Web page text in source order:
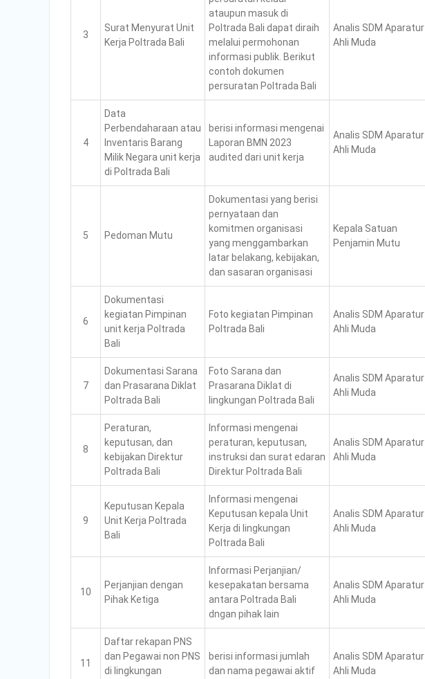
3
Surat Menyurat Unit
Kerja Poltrada Bali
ataupun masuk di
Poltrada Bali dapat diraih
melalui permohonan
informasi publik. Berikut
contoh dokumen
persuratan Poltrada Bali
Analis SDM Aparatur
Ahli Muda
4
Data
Perbendaharaan atau
Inventaris Barang
Milik Negara unit kerja
di Poltrada Bali
berisi informasi mengenai
Laporan BMN 2023
audited dari unit kerja
Analis SDM Aparatur
Ahli Muda
5 Pedoman Mutu
Dokumentasi yang berisi
pernyataan dan
komitmen organisasi
yang menggambarkan
latar belakang, kebijakan,
dan sasaran organisasi
Kepala Satuan
Penjamin Mutu
6
Dokumentasi
kegiatan Pimpinan
unit kerja Poltrada
Bali
Foto kegiatan Pimpinan
Poltrada Bali
Analis SDM Aparatur
Ahli Muda
7
Dokumentasi Sarana
dan Prasarana Diklat
Poltrada Bali
Foto Sarana dan
Prasarana Diklat di
lingkungan Poltrada Bali
Analis SDM Aparatur
Ahli Muda
8
Peraturan,
keputusan, dan
kebijakan Direktur
Poltrada Bali
Informasi mengenai
peraturan, keputusan,
instruksi dan surat edaran
Direktur Poltrada Bali
Analis SDM Aparatur
Ahli Muda
9
Keputusan Kepala
Unit Kerja Poltrada
Bali
Informasi mengenai
Keputusan kepala Unit
Kerja di lingkungan
Poltrada Bali
Analis SDM Aparatur
Ahli Muda
10
Perjanjian dengan
Pihak Ketiga
Informasi Perjanjian/
kesepakatan bersama
antara Poltrada Bali
dngan pihak lain
Analis SDM Aparatur
Ahli Muda
11
Daftar rekapan PNS
dan Pegawai non PNS
di lingkungan
berisi informasi jumlah
dan nama pegawai aktif
Analis SDM Aparatur
Ahli Muda